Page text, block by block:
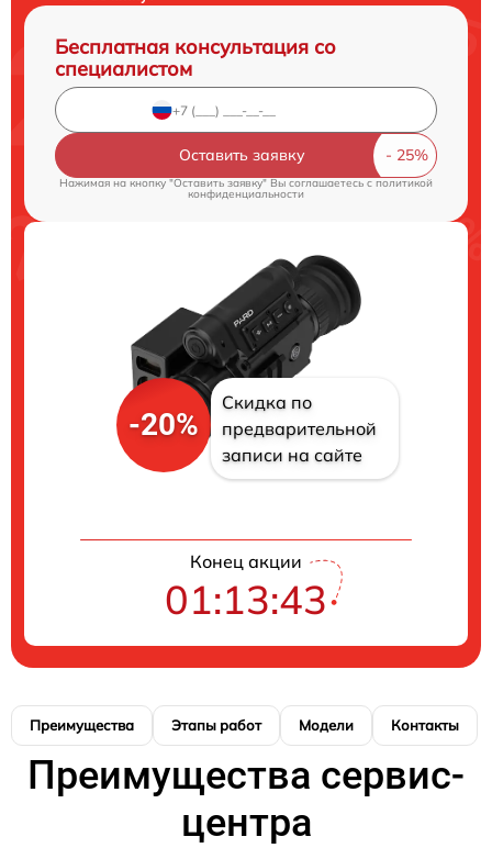
Бесплатная консультация со
специалистом
Оставить заявку
Нажимая на кнопку "Оставить заявку" Вы соглашаетесь c политикой
конфиденциальности
-20%
Скидка по
предварительной
записи на сайте
Конец акции
01:13:42
Преимущества Этапы работ Модели Контакты
Преимущества сервис-
центра